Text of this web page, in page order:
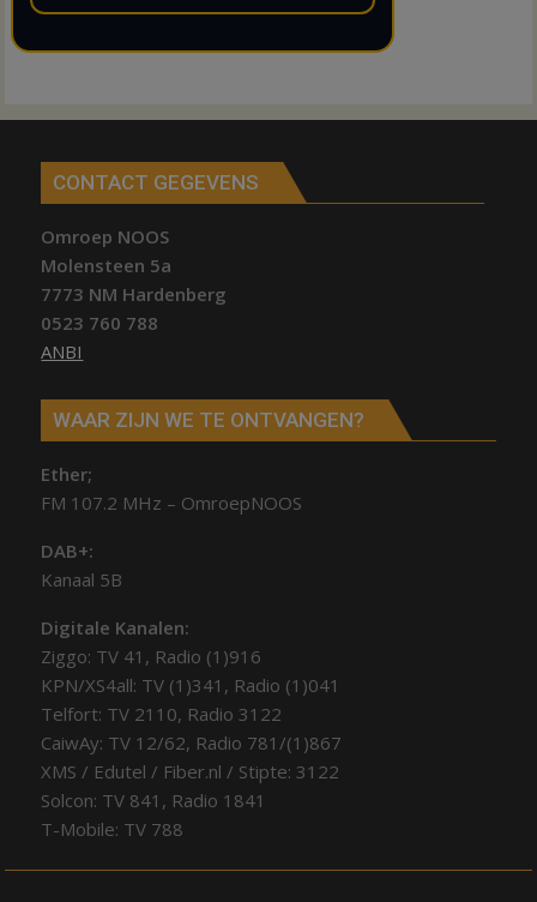
CONTACT GEGEVENS
Omroep NOOS
Molensteen 5a
7773 NM Hardenberg
0523 760 788
ANBI
WAAR ZIJN WE TE ONTVANGEN?
Ether;
FM 107.2 MHz – OmroepNOOS
DAB+:
Kanaal 5B
Digitale Kanalen:
Ziggo: TV 41, Radio (1)916
KPN/XS4all: TV (1)341, Radio (1)041
Telfort: TV 2110, Radio 3122
CaiwAy: TV 12/62, Radio 781/(1)867
XMS / Edutel / Fiber.nl / Stipte: 3122
Solcon: TV 841, Radio 1841
T-Mobile: TV 788